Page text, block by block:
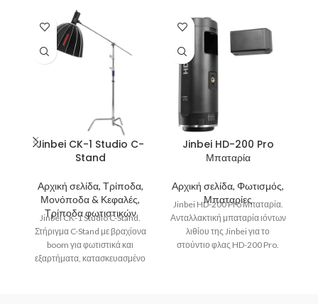
Jinbei CK-1 Studio C-
Stand
Αρχική σελίδα, Τρίποδα,
Μονόποδα & Κεφαλές,
Τρίποδα φωτιστικών
Jinbei CK-1 Studio C-Stand.
Στήριγμα C-Stand με βραχίονα
boom για φωτιστικά και
εξαρτήματα, κατασκευασμένο
Jinbei HD-200 Pro
Μπαταρία
Αρχική σελίδα, Φωτισμός,
Μπαταρίες
Jinbei HD-200 Pro Μπαταρία.
Ανταλλακτική μπαταρία ιόντων
λιθίου της Jinbei για το
στούντιο φλας HD-200 Pro.